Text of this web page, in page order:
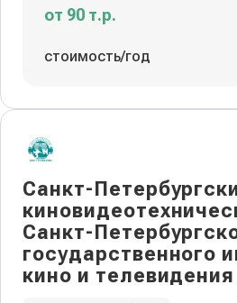
от 90 т.р.
стоимость/год
Санкт-
Санкт-
государственного
кино и телевидения